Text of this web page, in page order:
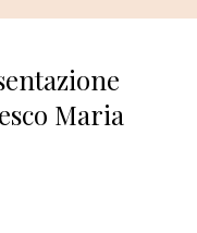
Maria